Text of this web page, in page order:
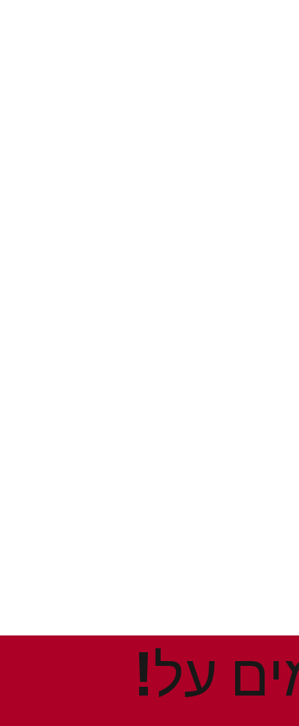
!הנחות ומבצעים חמים על